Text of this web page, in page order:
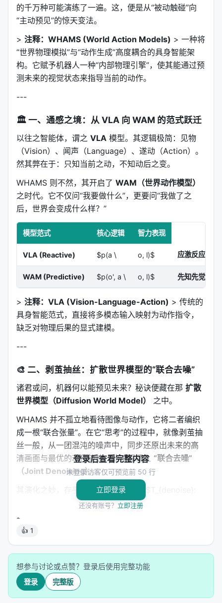
的千万种可能演练了一遍。这，便是从“被动触碰”向
“主动预见”的惊天变法。
> 注释：WHAMS (World Action Models) > 一种将
“世界物理模拟”与“动作生成”高度耦合的具身智能架
构。它赋予机器人一种“内部物理引擎”，使其能通过预
测未来的视觉状态来指导当前的动作。
---
🏛️一、通感之境：从 VLA 向 WAM 的范式跃迁
以往之智能体，谓之 VLA 模型。其逻辑极简：见物
（Vision）、闻声（Language）、遂动（Action）。
然其弊在于：只知当前之动，不知动后之变。
WHAMS 则不然，其开启了 WAM（世界动作模型）
之时代。它不仅问“我要做什么”，更要问“我做了之
后，世界会变成什么样？”
模型范式 核心逻辑 智力表现
VLA (Reactive) $p(a \ o, l)$ 应激反应
WAM (Predictive) $p(o', a \ o, l)$ 先知先觉
> 注释：VLA (Vision-Language-Action) > 传统的
具身智能范式，直接将多模态输入映射为动作指令，
缺乏对物理后果的显式建模。
---
🎨 二、剥茧抽丝：扩散世界模型的“联合去噪”
诸君或问，机器何以能预见未来？秘诀便藏在那 扩散
世界模型（Diffusion World Model）
之中。
WHAMS 并不孤立地看待图像与动作，它将二者编织
成一根“联合张量”。在它“思考”的过程中，就像剥茧抽
丝一般，从一团混沌的噪声中，同步还原出未来的高
清画面与最优的动作轨迹。此过程谓之 “联合去噪”
（Joint Denoising）。
其演化之妙，存乎于心，见于算式： $T_{denoise}:
\epsilon \to [o'_{t+1:t+k}, a_{t:t+k}]$ > 每一丝噪声
之褪去，皆是物理规律在数字世界之显现。
>注释：联合去噪（Joint Denoising）
型中，同时对图像潜在变量和动作序列进行去噪处
理，确保生成的动作与预测的未来物理状态在时空上
完全对齐。
---
登录后查看完整内容
未登录访客仅可预览前 50 行
立即登录
还没有账号？ 立即注册
👍 1
想参与讨论或点赞？登录后使用完整功能
登录 完整版